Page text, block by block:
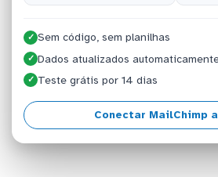
✓ Sem código, sem planilhas
✓ Dados atualizados
✓ Teste grátis por 14 dias
Conectar MailChimp